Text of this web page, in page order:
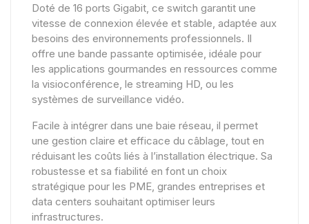
Doté de 16 ports Gigabit, ce switch garantit une
vitesse de connexion élevée et stable, adaptée aux
besoins des environnements professionnels. Il
offre une bande passante optimisée, idéale pour
les applications gourmandes en ressources comme
la visioconférence, le streaming HD, ou les
systèmes de surveillance vidéo.
Facile à intégrer dans une baie réseau, il permet
une gestion claire et efficace du câblage, tout en
réduisant les coûts liés à l’installation électrique. Sa
robustesse et sa fiabilité en font un choix
stratégique pour les PME, grandes entreprises et
data centers souhaitant optimiser leurs
infrastructures.